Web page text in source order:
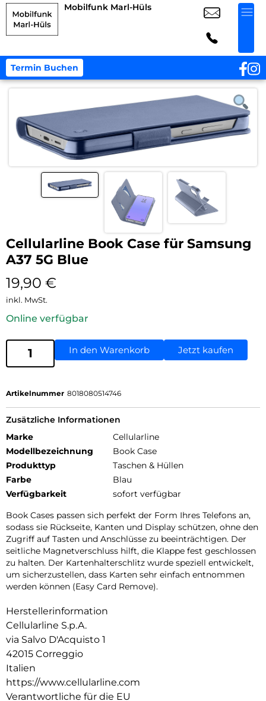
Mobilfunk Marl-Hüls
Termin Buchen
Cellularline Book Case für Samsung
A37 5G Blue
19,90 €
inkl. MwSt.
Online verfügbar
In den Warenkorb Jetzt kaufen
Artikelnummer 8018080514746
Zusätzliche Informationen
Marke
Cellularline
Modellbezeichnung
Book Case
Produkttyp
Taschen & Hüllen
Farbe
Blau
Verfügbarkeit
sofort verfügbar
Book Cases passen sich perfekt der Form Ihres Telefons an,
sodass sie Rückseite, Kanten und Display schützen, ohne den
Zugriff auf Tasten und Anschlüsse zu beeinträchtigen. Der
seitliche Magnetverschluss hilft, die Klappe fest geschlossen
zu halten. Der Kartenhalterschlitz wurde speziell entwickelt,
um sicherzustellen, dass Karten sehr einfach entnommen
werden können (Easy Card Remove).
Herstellerinformation
Cellularline S.p.A.
via Salvo D'Acquisto 1
42015 Correggio
Italien
https://www.cellularline.com
Verantwortliche für die EU